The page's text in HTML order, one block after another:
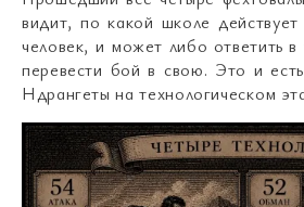
видит, по какой школе
человек, и может либо ответить
перевести бой в свою. Это и
Ндрангеты на технологическом